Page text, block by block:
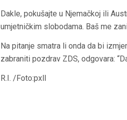
Dakle, pokušajte u Njemačkoj ili
umjetničkim slobodama. Baš me
Na pitanje smatra li onda da bi
zabraniti pozdrav ZDS, odgovara:
R.I. /Foto:pxll